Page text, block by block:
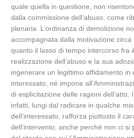
quale quella in questione, non
dalla commissione dell’abuso, come
plenaria. L’ordinanza di demolizione
accompagnata dalla motivazione circa
quanto il lasso di tempo intercorso fra
realizzazione dell’abuso e la sua
ingenerare un legittimo affidamento in
interessato, né impone
di esplicitazione delle ragioni dell’atto.
infatti, lungi dal radicare in qualche
dell’interessato, rafforza piuttosto il
dell’intervento, anche perché non ci